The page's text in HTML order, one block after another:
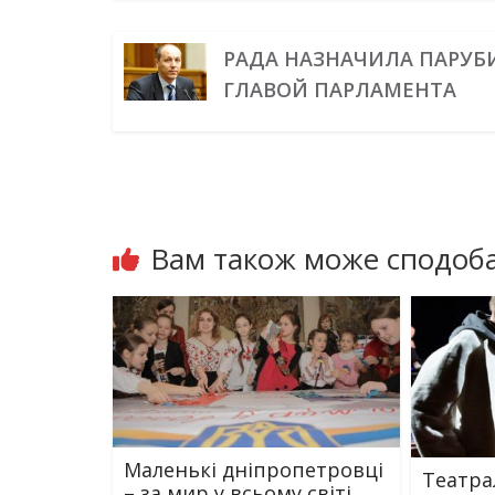
РАДА НАЗНАЧИЛА
ГЛАВОЙ ПАРЛАМЕНТА
Вам також може
Маленькі дніпропетровці